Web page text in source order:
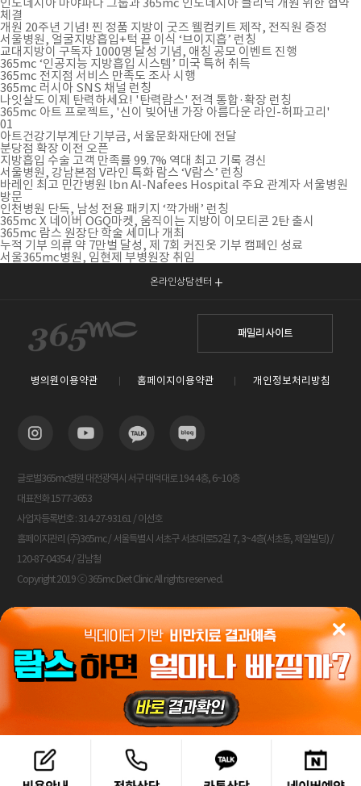
체결
개원 20주년 기념! 찐 정품 지방이 굿즈 웰컴키트 제작, 전직원 증정
서울병원, 얼굴지방흡입+턱 끝 이식 ‘브이지흡’ 런칭
교대지방이 구독자 1000명 달성 기념, 애칭 공모 이벤트 진행
365mc ‘인공지능 지방흡입 시스템’ 미국 특허 취득
365mc 전지점 서비스 만족도 조사 시행
365mc 러시아 SNS 채널 런칭
나잇살도 이제 탄력하세요! '탄력람스' 전격 통합·확장 런칭
365mc 아트 프로젝트, '신이 빚어낸 가장 아름다운 라인-허파고리'
01
아트건강기부계단 기부금, 서울문화재단에 전달
분당점 확장 이전 오픈
지방흡입 수술 고객 만족률 99.7% 역대 최고 기록 경신
서울병원, 강남본점 V라인 특화 람스 ‘V람스’ 런칭
바레인 최고 민간병원 lbn Al-Nafees Hospital 주요 관계자 서울병원
방문
인천병원 단독, 남성 전용 패키지 ‘깍가배’ 런칭
365mc X 네이버 OGQ마켓, 움직이는 지방이 이모티콘 2탄 출시
365mc 람스 원장단 학술 세미나 개최
누적 기부 의류 약 7만벌 달성, 제 7회 커진옷 기부 캠페인 성료
서울365mc병원, 임현제 부병원장 취임
온라인상담센터
패밀리 사이트
병의원이용약관 홈페이지이용약관 개인정보처리방침
글로벌365mc병원 대전광역시 서구 대덕대로 194 4층, 6~10층
대표전화 1577-3653
사업자등록번호 : 314-27-93161 / 이선호
홈페이지관리 (주)365mc / 서울특별시 서초구 서초대로52길 7, 3~4층(서초동, 제일빌딩) /
120-87-04354 / 김남철
Copyright 2019 ⓒ 365mc Diet Clinic All rights reserved.